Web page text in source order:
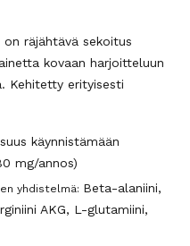
on räjähtävä sekoitus
kovaan harjoitteluun
Kehitetty erityisesti
käynnistämään
mg/annos)
yhdistelmä: Beta-alaniini,
AKG, L-glutamiini,